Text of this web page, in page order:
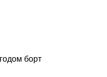
борт